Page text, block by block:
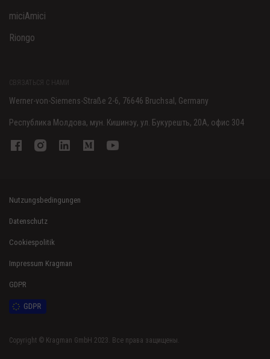
miciAmici
Riongo
Werner-von-Siemens-Straße 2-6, 76646 Bruchsal, Germany
Республика Молдова, мун. Кишинэу, ул. Букурешть, 20A, офис 304
Copyright © Kragman GmbH 2023. Все права защищены.
Nutzungsbedingungen
Datenschutz
Cookiespolitik
Impressum Kragman
GDPR